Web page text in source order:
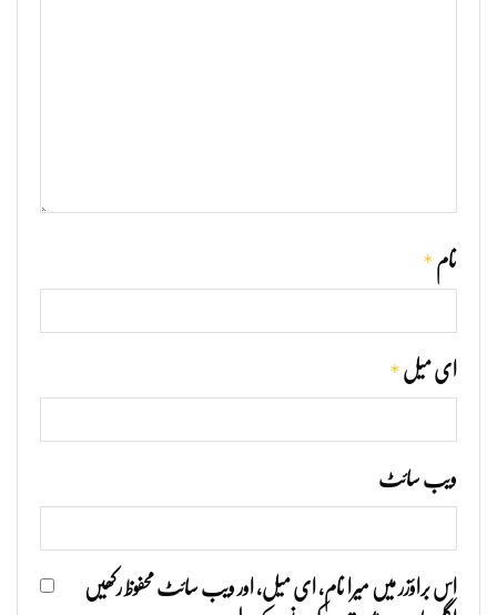
نام *
ای میل *
ویب‌ سائٹ
اس براؤزر میں میرا نام، ای میل، اور ویب سائٹ محفوظ رکھیں